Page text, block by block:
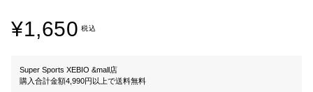
¥1,650 税込
Super Sports XEBIO &mall店
購入合計金額4,990円以上で送料無料